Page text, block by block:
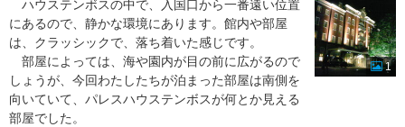
ハウステンボスの中で、入国口から一番遠い位置
にあるので、静かな環境にあります。館内や部屋
は、クラッシックで、落ち着いた感じです。
部屋によっては、海や園内が目の前に広がるので
しょうが、今回わたしたちが泊まった部屋は南側を
向いていて、パレスハウステンボスが何とか見える
部屋でした。
1